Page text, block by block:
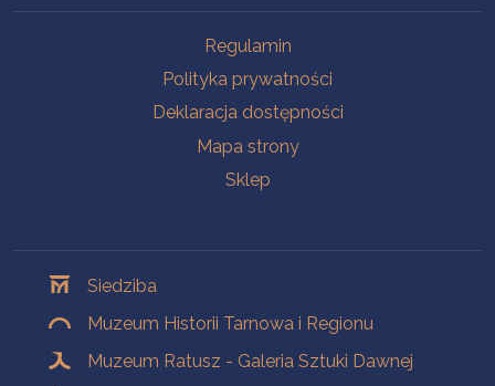
Regulamin
Polityka prywatności
Deklaracja dostępności
Mapa strony
Sklep
Siedziba
Muzeum Historii Tarnowa i Regionu
Muzeum Ratusz - Galeria Sztuki Dawnej